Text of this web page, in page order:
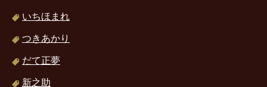
いちほまれ
つきあかり
だて正夢
新之助